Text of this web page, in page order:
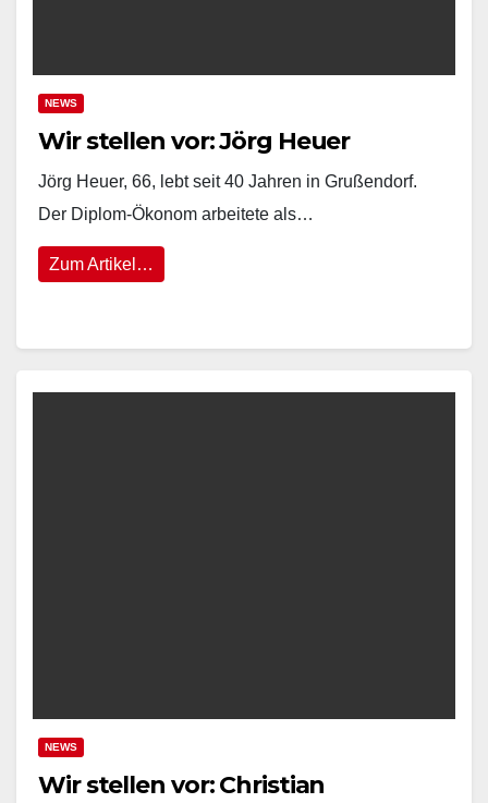
NEWS
Wir stellen vor: Jörg Heuer
Jörg Heuer, 66, lebt seit 40 Jahren in Grußendorf.
Der Diplom-Ökonom arbeitete als…
Zum Artikel…
NEWS
Wir stellen vor: Christian